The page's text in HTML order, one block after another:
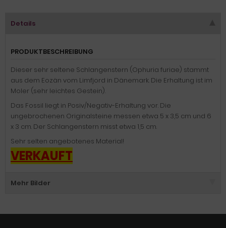
Details
PRODUKTBESCHREIBUNG
Dieser sehr seltene Schlangenstern (Ophuria furiae) stammt
aus dem Eozän vom Limfjord in Dänemark. Die Erhaltung ist im
Moler (sehr leichtes Gestein).
Das Fossil liegt in Posiv/Negativ-Erhaltung vor. Die
ungebrochenen Originalsteine messen etwa 5 x 3,5 cm und 6
x 3 cm. Der Schlangenstern misst etwa 1,5 cm.
Sehr selten angebotenes Material!
VERKAUFT
Mehr Bilder